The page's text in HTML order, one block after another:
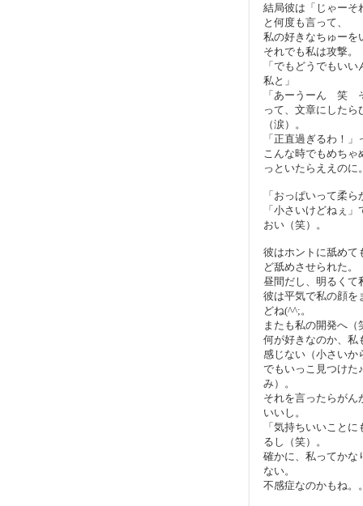
結局彼は「じゃー
と何度も言って、
私の好きなちゅーを
それでも私は攻撃。
「でもどうでもい
私と」
「あーうーん 笑
って、文章にした
（涙）。
「正直過ぎるわ！
こんな時でもめちゃ
っといたらええのに
「おっぱいって柔
「小さいけどねぇ
おい（笑）。
彼はホントに舐めて
ど舐めさせられた。
昼間だし、明るくて
彼は平気で私の顔を
どね(^^;。
またも私の開発へ（
何が好きなのか、私
感じない（小さいか
でもいっこ見つけた
み）。
それを言ったらがん
いいし。
「気持ちいいこと
るし（笑）。
確かに、私ってかな
ない。
不感症なのかもね。